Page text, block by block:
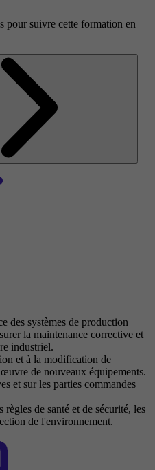
pour suivre cette formation en
des systèmes de production
la maintenance corrective et
industriel.
et à la modification de
de nouveaux équipements.
et sur les parties commandes
de santé et de sécurité, les
de l'environnement.